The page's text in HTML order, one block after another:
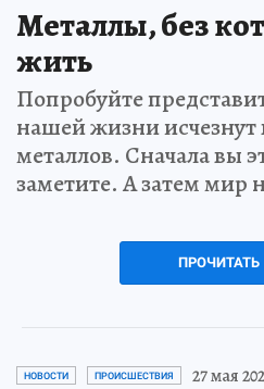
Металлы, без
жить
Попробуйте
нашей жизни исчезнут
металлов. Сначала вы
заметите. А затем мир
ПРОЧИТАТЬ
НОВОСТИ ПРОИСШЕСТВИЯ 27 мая